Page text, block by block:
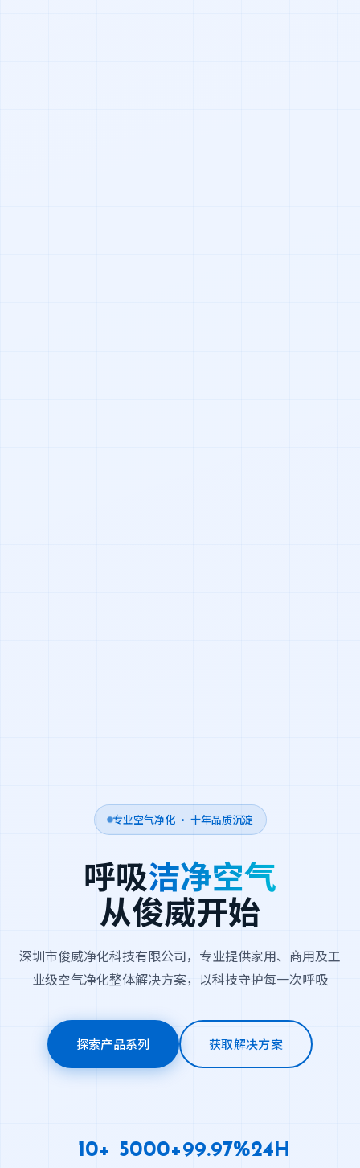
专业空气净化 · 十年品质沉淀
呼吸洁净空气
从俊威开始
深圳市俊威净化科技有限公司，专业提供家用、商用及工
业级空气净化整体解决方案，以科技守护每一次呼吸
探索产品系列 获取解决方案
10+ 5000+99.97%24H